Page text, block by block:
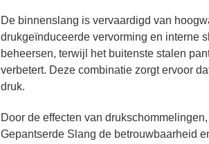
De binnenslang is vervaardigd van
drukgeïnduceerde vervorming en interne
beheersen, terwijl het buitenste stalen
verbetert. Deze combinatie zorgt ervoor
druk.
Door de effecten van
Gepantserde Slang de betrouwbaarheid